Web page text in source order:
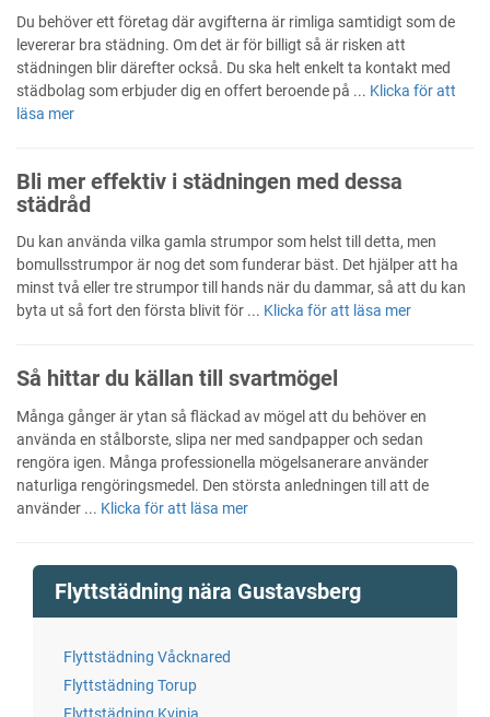
Du behöver ett företag där avgifterna är rimliga samtidigt som de
levererar bra städning. Om det är för billigt så är risken att
städningen blir därefter också. Du ska helt enkelt ta kontakt med
städbolag som erbjuder dig en offert beroende på ... Klicka för att
läsa mer
Bli mer effektiv i städningen med dessa
städråd
Du kan använda vilka gamla strumpor som helst till detta, men
bomullsstrumpor är nog det som funderar bäst. Det hjälper att ha
minst två eller tre strumpor till hands när du dammar, så att du kan
byta ut så fort den första blivit för ... Klicka för att läsa mer
Så hittar du källan till svartmögel
Många gånger är ytan så fläckad av mögel att du behöver en
använda en stålborste, slipa ner med sandpapper och sedan
rengöra igen. Många professionella mögelsanerare använder
naturliga rengöringsmedel. Den största anledningen till att de
använder ... Klicka för att läsa mer
Flyttstädning nära Gustavsberg
Flyttstädning Våcknared
Flyttstädning Torup